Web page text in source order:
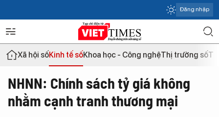
Đăng nhập
Xã hội sốKinh tế sốKhoa học - Công nghệThị trường số
NHNN: Chính sách tỷ giá không
nhằm cạnh tranh thương mại